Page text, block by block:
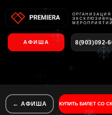
О РГАНИЗАЦИЯ
МЕРОПРИЯТИЙ
АФИША 8(903)092-
← АФИША КУПИТЬ БИЛЕТ СО